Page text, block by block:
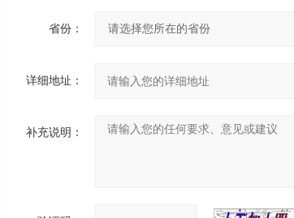
省份：
详细地址：
补充说明：